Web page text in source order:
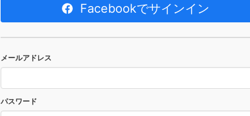
Facebookでサインイン
メールアドレス
パスワード